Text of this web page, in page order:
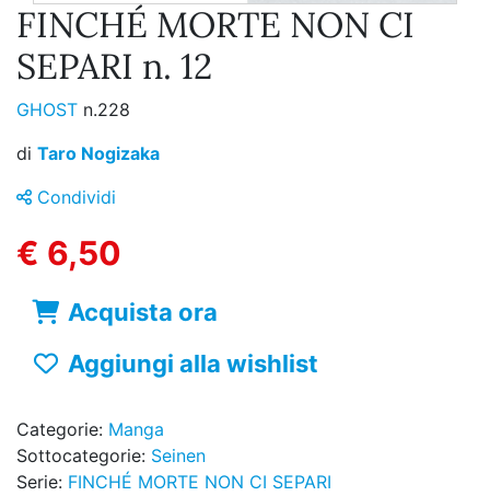
FINCHÉ MORTE NON CI
SEPARI n. 12
GHOST n.228
di Taro Nogizaka
Condividi
€ 6,50
Acquista ora
Aggiungi alla wishlist
Categorie: Manga
Sottocategorie: Seinen
Serie: FINCHÉ MORTE NON CI SEPARI